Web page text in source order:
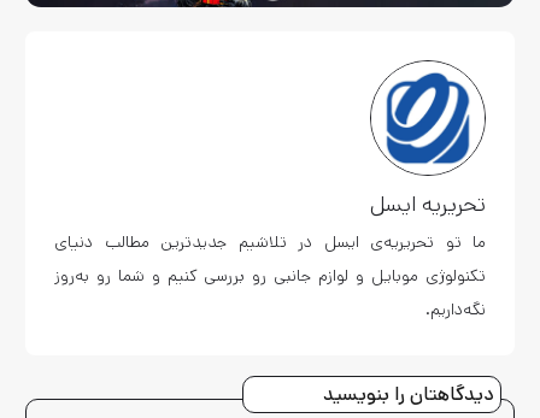
تحریریه ایسل
ما تو تحریریه‌ی ایسل در تلاشیم جدیدترین مطالب دنیای
تکنولوژی موبایل و لوازم جانبی رو بررسی کنیم و شما رو به‌روز
نگه‌داریم.
دیدگاهتان را بنویسید